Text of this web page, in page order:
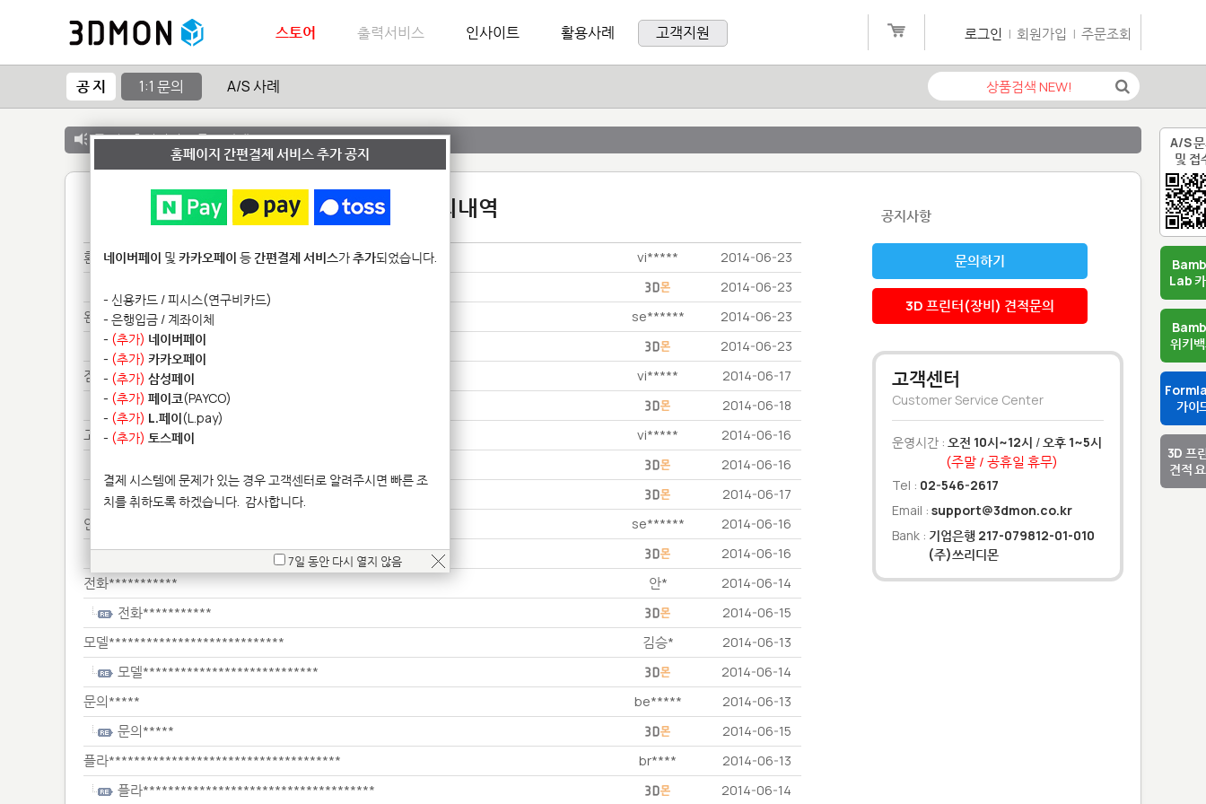
A/S
및 접
Lab
위키
가이
3D 프
견적
스토어 출력서비스 인사이트 활용사례 고객지원 로그인 | 회원가입 | 주문조회
공 지 1:1 문의 A/S 사례
공 지 :출력서비스 종료 안내
1:1 문의내역
환불******* vi***** 2014-06-23
2014-06-23
완료*************** se****** 2014-06-23
완료*************** 2014-06-23
점심************* vi***** 2014-06-17
점심************* 2014-06-18
고정***************************** vi***** 2014-06-16
2014-06-16
고정***************************** 2014-06-17
안녕************ se****** 2014-06-16
안녕************ 2014-06-16
전화*********** 안* 2014-06-14
전화*********** 2014-06-15
모델**************************** 김승* 2014-06-13
모델**************************** 2014-06-14
문의***** be***** 2014-06-13
문의***** 2014-06-15
플라************************************* br**** 2014-06-13
플라************************************* 2014-06-14
공지사항
문의하기
3D 프린터(장비) 견적문의
고객센터
Customer Service Center
운영시간 : 오전 10시~12시 /오후 1~5시
(주말 / 공휴일 휴무)
Tel : 02-546-2617
Email : support@3dmon.co.kr
Bank : 기업은행 217-079812-01-010
(주)쓰리디몬
홈페이지 간편결제 서비스 추가 공지
네이버페이 및 카카오페이 등간편결제 서비스가추가되었습니다.
- 신용카드 / 피시스(연구비카드)
- 은행입금 / 계좌이체
- (추가) 네이버페이
- (추가) 카카오페이
- (추가) 삼성페이
- (추가) 페이코(PAYCO)
- (추가) L.페이(L.pay)
- (추가) 토스페이
결제 시스템에 문제가 있는 경우 고객센터로 알려주시면 빠른 조
치를 취하도록 하겠습니다. 감사합니다.
7일 동안 다시 열지 않음